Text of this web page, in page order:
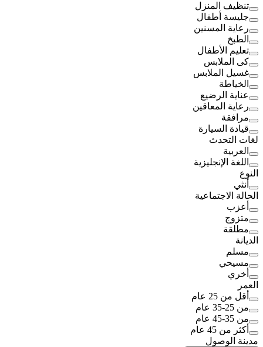
تنظيف المنزل
جليسة أطفال
رعاية المسنين
الطبخ
تعليم الأطفال
كى الملابس
غسيل الملابس
الخياطة
عناية الرضيع
رعاية المعاقين
مرافقة
قيادة السيارة
لغات التحدث
العربية
اللغة الإنجليزية
النوع
أنثي
الحالة الاجتماعية
أعزب
متزوج
مطلقة
الديانة
مسلم
مسيحي
أخري
العمر
أقل من 25 عام
من 25-35 عام
من 35-45 عام
أكثر من 45 عام
مدينة الوصول